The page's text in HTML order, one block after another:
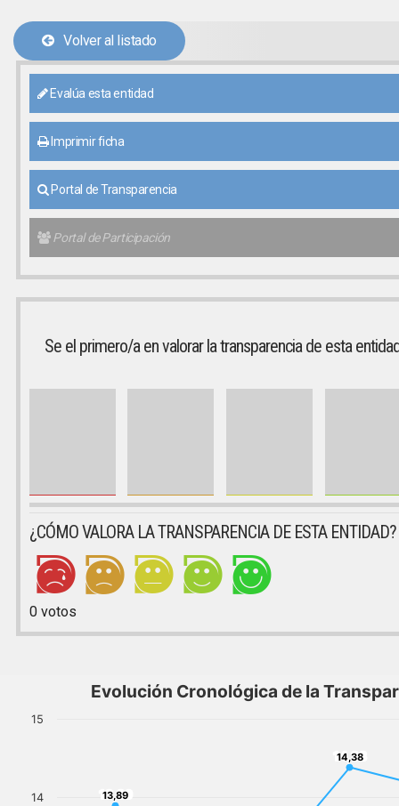
Volver al listado
Evalúa esta entidad
Imprimir ficha
Portal de Transparencia
Portal de Participación
Se el primero/a en valorar la transparencia de esta
¿CÓMO VALORA LA TRANSPARENCIA DE ESTA ENTIDAD?
0votos
Evolución Cronológica de la
13,89
13,89
14,38
14,38
14
15